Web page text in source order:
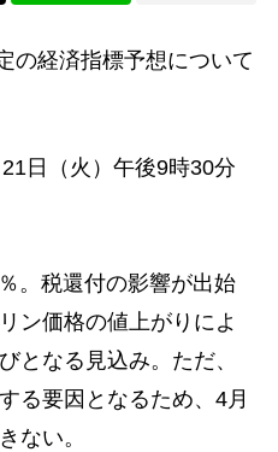
の経済指標予想について
日（火）午後9時30分
。税還付の影響が出始
ン価格の値上がりによ
となる見込み。ただ、
る要因となるため、4月
ない。